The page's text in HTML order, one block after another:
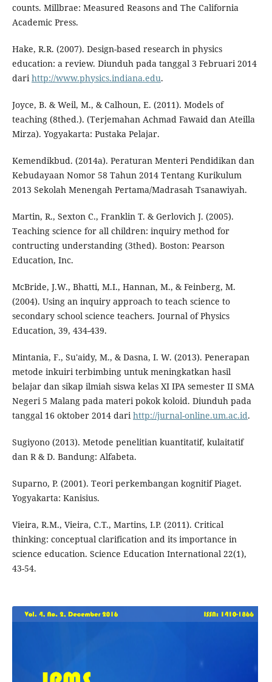
counts. Millbrae: Measured Reasons and The California
Academic Press.
Hake, R.R. (2007). Design-based research in physics
education: a review. Diunduh pada tanggal 3 Februari 2014
darihttp://www.physics.indiana.edu.
Joyce, B. & Weil, M., & Calhoun, E. (2011). Models of
teaching (8thed.). (Terjemahan Achmad Fawaid dan Ateilla
Mirza). Yogyakarta: Pustaka Pelajar.
Kemendikbud. (2014a). Peraturan Menteri Pendidikan dan
Kebudayaan Nomor 58 Tahun 2014 Tentang Kurikulum
2013 Sekolah Menengah Pertama/Madrasah Tsanawiyah.
Martin, R., Sexton C., Franklin T. & Gerlovich J. (2005).
Teaching science for all children: inquiry method for
contructing understanding (3thed). Boston: Pearson
Education, Inc.
McBride, J.W., Bhatti, M.I., Hannan, M., & Feinberg, M.
(2004). Using an inquiry approach to teach science to
secondary school science teachers. Journal of Physics
Education, 39, 434-439.
Mintania, F., Su'aidy, M., & Dasna, I. W. (2013). Penerapan
metode inkuiri terbimbing untuk meningkatkan hasil
belajar dan sikap ilmiah siswa kelas XI IPA semester II SMA
Negeri 5 Malang pada materi pokok koloid. Diunduh pada
tanggal 16 oktober 2014 darihttp://jurnal-online.um.ac.id.
Sugiyono (2013). Metode penelitian kuantitatif, kulaitatif
dan R & D. Bandung: Alfabeta.
Suparno, P. (2001). Teori perkembangan kognitif Piaget.
Yogyakarta: Kanisius.
Vieira, R.M., Vieira, C.T., Martins, I.P. (2011). Critical
thinking: conceptual clarification and its importance in
science education. Science Education International 22(1),
43-54.